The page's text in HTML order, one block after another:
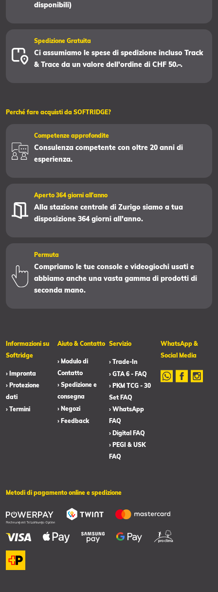
disponibili)
Spedizione Gratuita
Ci assumiamo le spese di spedizione incluso Track
& Trace da un valore dell'ordine di CHF 50.–.
Perché fare acquisti da SOFTRIDGE?
Competenze approfondite
Consulenza competente con oltre 20 anni di
esperienza.
Aperto 364 giorni all'anno
Alla stazione centrale di Zurigo siamo a tua
disposizione 364 giorni all'anno.
Permuta
Compriamo le tue console e videogiochi usati e
abbiamo anche una vasta gamma di prodotti di
seconda mano.
Informazioni su
Softridge
› Impronta
› Protezione
dati
› Termini
Aiuto & Contatto
› Modulo di
Contatto
› Spedizione e
consegna
› Negozi
› Feedback
Servizio
› Trade-In
› GTA 6 - FAQ
› PKM TCG - 30
Set FAQ
› WhatsApp
FAQ
› Digital FAQ
› PEGI & USK
FAQ
WhatsApp &
Social Media
Metodi di pagamento online e spedizione